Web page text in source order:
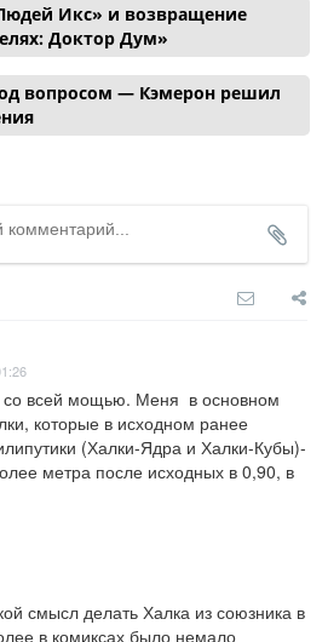
Икс» и возвращение
Доктор Дум»
вопросом — Кэмерон решил
со всей мощью. Меня  в основном
которые в исходном ранее
(Халки-Ядра и Халки-Кубы)-
метра после исходных в 0,90, в
смысл делать Халка из союзника в
в комиксах было немало